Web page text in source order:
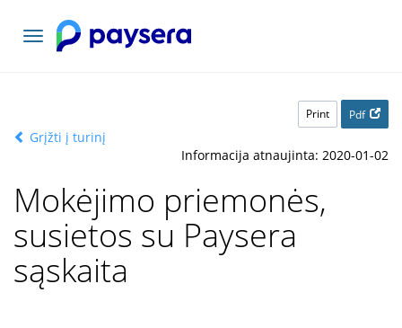
Toggle
navigation
Print Pdf
Grįžti į turinį
Informacija atnaujinta: 2020-01-02
Mokėjimo priemonės,
susietos su Paysera
sąskaita